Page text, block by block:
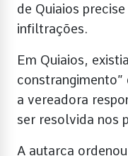
de Quiaios
infiltrações.
Em Quiaios,
a vereadora
ser resolvida nos
A autarca